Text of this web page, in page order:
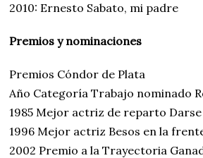
2010: Ernesto Sabato, mi padre
Premios y nominaciones
Premios Cóndor de Plata
Año Categoría Trabajo nominado
1985 Mejor actriz de reparto
1996 Mejor actriz Besos en la
2002 Premio a la Trayectoria